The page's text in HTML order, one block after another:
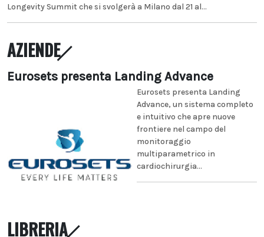
Longevity Summit che si svolgerà a Milano dal 21 al...
AZIENDE
Eurosets presenta Landing Advance
Eurosets presenta Landing
Advance, un sistema completo
e intuitivo che apre nuove
frontiere nel campo del
monitoraggio
multiparametrico in
cardiochirurgia...
LIBRERIA